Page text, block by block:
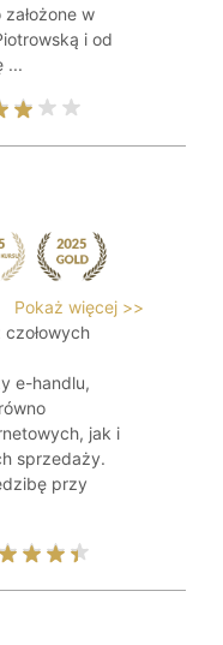
w
i od
...
Pokaż więcej >>
e-handlu,
jak i
sprzedaży.
przy